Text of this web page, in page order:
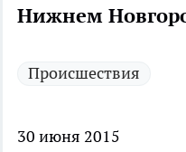
Нижнем
Происшествия
30 июня 2015